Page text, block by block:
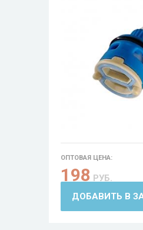
ОПТОВАЯ ЦЕНА:
198 РУБ.
ДОБАВИТЬ В